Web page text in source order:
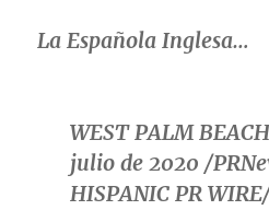
La Española Inglesa…
WEST PALM
julio de 2020 /
HISPANIC PR